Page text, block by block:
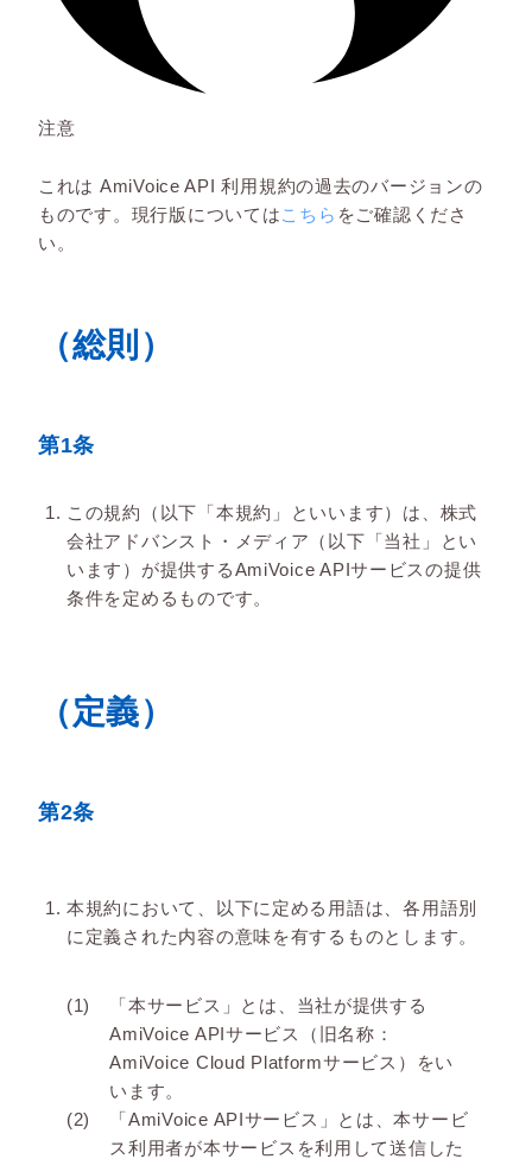
注意
これは AmiVoice API 利用規約の過去のバージョンの
ものです。現行版についてはこちら をご確認くださ
い。
（総則）
第1条
この規約（以下「本規約」といいます）は、株式
会社アドバンスト・メディア（以下「当社」とい
います）が提供するAmiVoice APIサービスの提供
条件を定めるものです。
（定義）
第2条
本規約において、以下に定める用語は、各用語別
に定義された内容の意味を有するものとします。
「本サービス」とは、当社が提供する
AmiVoice APIサービス（旧名称：
AmiVoice Cloud Platformサービス）をい
います。
「AmiVoice APIサービス」とは、本サービ
ス利用者が本サービスを利用して送信した